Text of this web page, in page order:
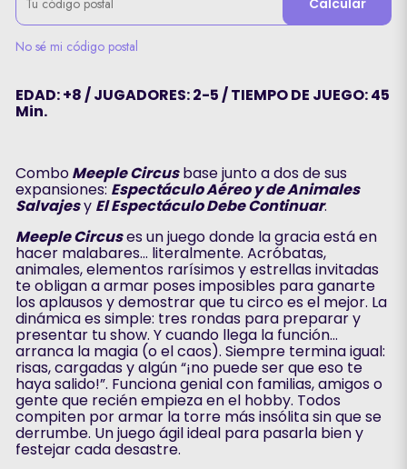
Calcular
No sé mi código postal
EDAD: +8 / JUGADORES: 2-5 / TIEMPO DE JUEGO: 45
Min.
ComboMeeple Circusbase junto a dos de sus
expansiones: Espectáculo Aéreo y de Animales
Salvajesy El Espectáculo Debe Continuar.
Meeple Circuses un juego donde la gracia está en
hacer malabares… literalmente. Acróbatas,
animales, elementos rarísimos y estrellas invitadas
te obligan a armar poses imposibles para ganarte
los aplausos y demostrar que tu circo es el mejor. La
dinámica es simple: tres rondas para preparar y
presentar tu show. Y cuando llega la función…
arranca la magia (o el caos). Siempre termina igual:
risas, cargadas y algún “¡no puede ser que eso te
haya salido!”. Funciona genial con familias, amigos o
gente que recién empieza en el hobby. Todos
compiten por armar la torre más insólita sin que se
derrumbe. Un juego ágil ideal para pasarla bien y
festejar cada desastre.